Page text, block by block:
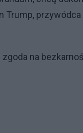
Trump,
na